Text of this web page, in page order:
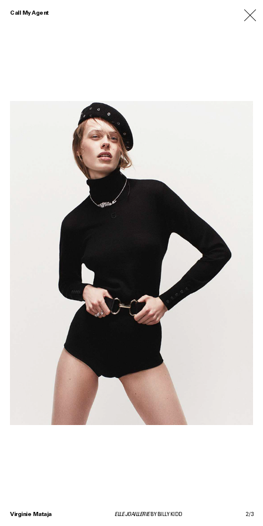
Call My Agent
Virginie Mataja ELLE JOAILLERIEBY BILLY KIDD 2/3